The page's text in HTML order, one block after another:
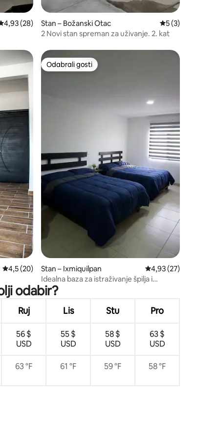
ocjena: 4,93/5, recenzija: 28
4,93 (28) Stan – Božanski Otac Prosječna
5 (3)
2 Novi stan spreman za uživanje. 2. kat
Prosječna ocjena: 4,5/5, recenzija: 20
4,5 (20)
Odabrali gosti
Odabrali gosti
Stan – Ixmiquilpan Prosječna ocjena:
4,93 (27)
Idealna baza za istraživanje špilja i
termalnih izvora
odabir?
Ruj Lis Stu Pro
56 $
USD
55 $
USD
58 $
USD
63 $
USD
63 °F 61 °F 59 °F 58 °F